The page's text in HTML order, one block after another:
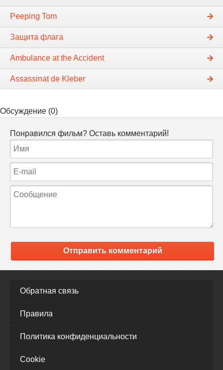
Peeping Tom
Защита флага
Ambulance at the Accident
Assassinat de Kleber
Обсуждение (0)
Понравился фильм? Оставь комментарий!
Отправить комментарий
Обратная связь
Правила
Политика конфиденциальности
Cookie